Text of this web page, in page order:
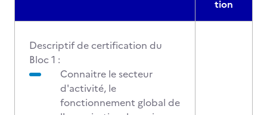
tion
Descriptif de certification du
Bloc 1 :
Connaitre le secteur
d'activité, le
fonctionnement global de